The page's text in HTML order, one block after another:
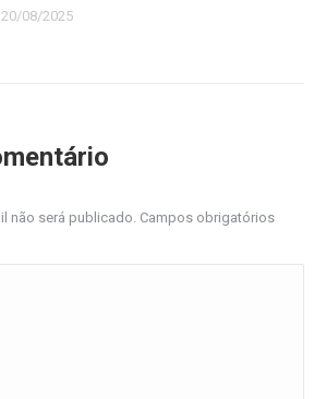
20/08/2025
não será publicado. Campos obrigatórios